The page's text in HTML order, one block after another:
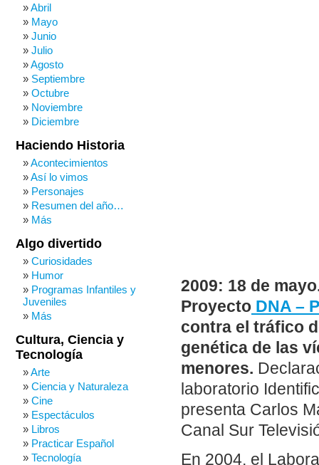
2009: 18 de
Proyecto DNA –
contra el tráfico
genética de las
menores.
laboratorio
presenta Carlos
Canal Sur
En 2004, el
Abril
Mayo
Junio
Julio
Agosto
Septiembre
Octubre
Noviembre
Diciembre
Haciendo Historia
Acontecimientos
Así lo vimos
Personajes
Resumen del año…
Más
Algo divertido
Curiosidades
Humor
Programas Infantiles y
Juveniles
Más
Cultura, Ciencia y
Tecnología
Arte
Ciencia y Naturaleza
Cine
Espectáculos
Libros
Practicar Español
Tecnología